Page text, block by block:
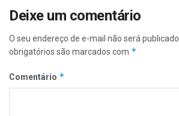
Deixe um comentário
O seu endereço de e-mail não será publicado.
obrigatórios são marcados com *
Comentário *